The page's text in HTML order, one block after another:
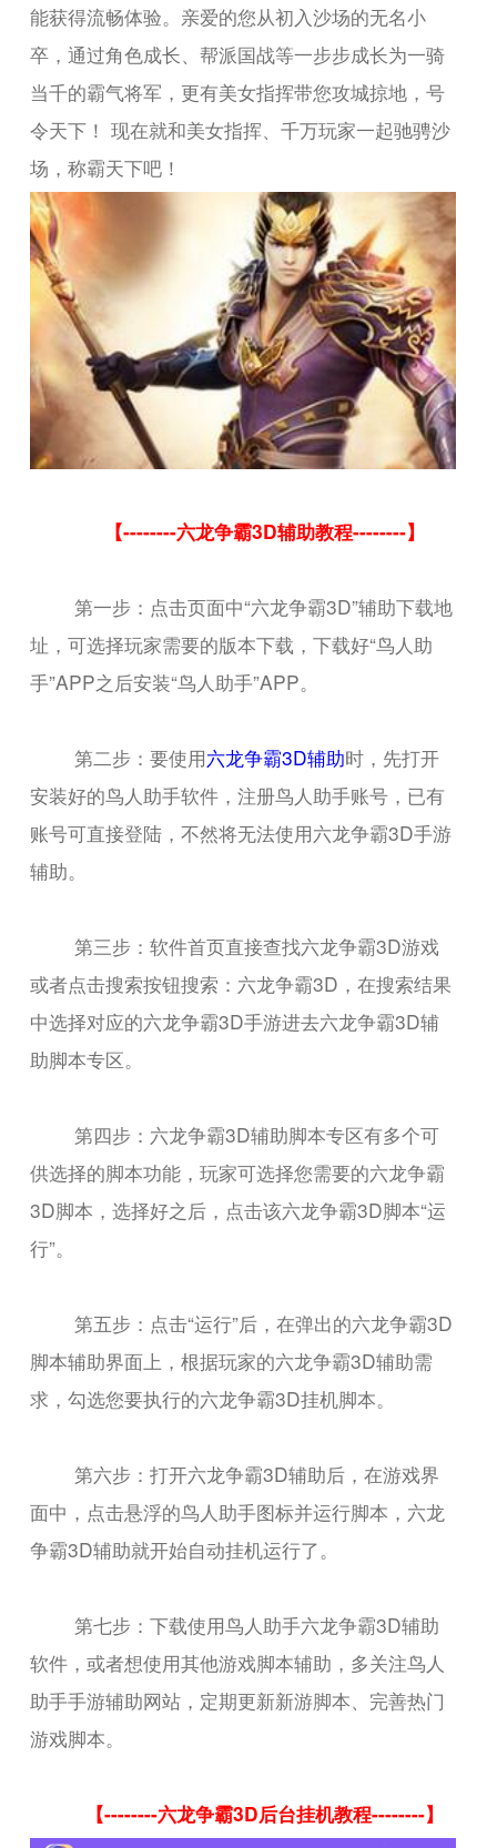
能获得流畅体验。亲爱的您从初入沙场的无名小
卒，通过角色成长、帮派国战等一步步成长为一骑
当千的霸气将军，更有美女指挥带您攻城掠地，号
令天下！ 现在就和美女指挥、千万玩家一起驰骋沙
场，称霸天下吧！
【--------六龙争霸3D辅助教程--------】
第一步：点击页面中“六龙争霸3D”辅助下载地
址，可选择玩家需要的版本下载，下载好“鸟人助
手”APP之后安装“鸟人助手”APP。
第二步：要使用六龙争霸3D辅助时，先打开
安装好的鸟人助手软件，注册鸟人助手账号，已有
账号可直接登陆，不然将无法使用六龙争霸3D手游
辅助。
第三步：软件首页直接查找六龙争霸3D游戏
或者点击搜索按钮搜索：六龙争霸3D，在搜索结果
中选择对应的六龙争霸3D手游进去六龙争霸3D辅
助脚本专区。
第四步：六龙争霸3D辅助脚本专区有多个可
供选择的脚本功能，玩家可选择您需要的六龙争霸
3D脚本，选择好之后，点击该六龙争霸3D脚本“运
行”。
第五步：点击“运行”后，在弹出的六龙争霸3D
脚本辅助界面上，根据玩家的六龙争霸3D辅助需
求，勾选您要执行的六龙争霸3D挂机脚本。
第六步：打开六龙争霸3D辅助后，在游戏界
面中，点击悬浮的鸟人助手图标并运行脚本，六龙
争霸3D辅助就开始自动挂机运行了。
第七步：下载使用鸟人助手六龙争霸3D辅助
软件，或者想使用其他游戏脚本辅助，多关注鸟人
助手手游辅助网站，定期更新新游脚本、完善热门
游戏脚本。
【--------六龙争霸3D后台挂机教程--------】